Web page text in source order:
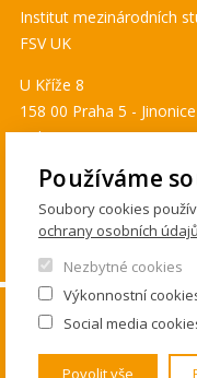
Institut mezinárodních
FSV UK
U Kříže 8
158 00 Praha 5 - Jinonice
Tel. 778 464 634
GDPR
© FSV UK 2026,
Používáme
Soubory cookies
ochrany osobních údajů
Nezbytné cookies
Výkonnostní
Social media
Povolit vše